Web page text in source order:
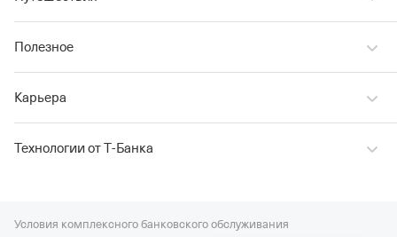
Полезное
Карьера
Технологии от Т‑Банка
Условия комплексного банковского обслуживания